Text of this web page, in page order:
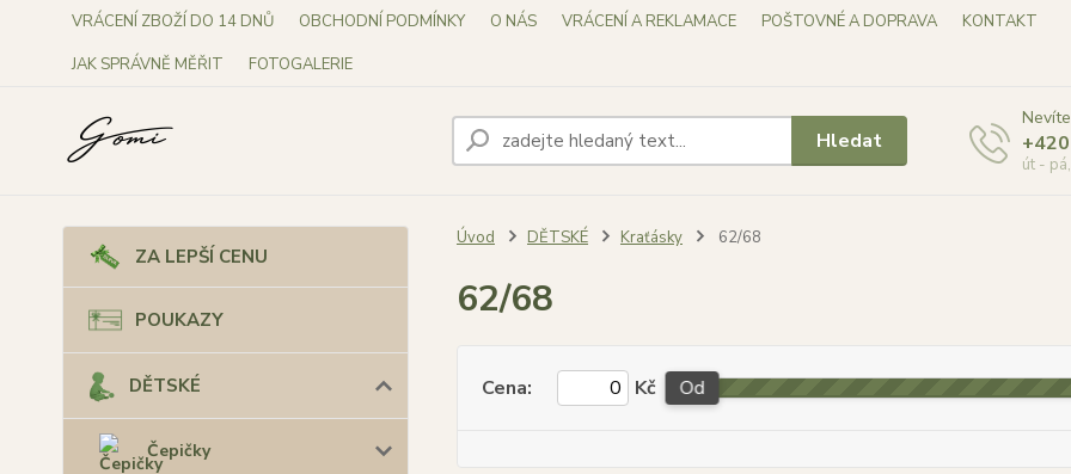
VRÁCENÍ ZBOŽÍ DO 14 DNŮ OBCHODNÍ PODMÍNKY O NÁS VRÁCENÍ A REKLAMACE POŠTOVNÉ A DOPRAVA
KONTAKT
JAK SPRÁVNĚ MĚŘIT
FOTOGALERIE
Hledat
út -
ZA LEPŠÍ CENU
POUKAZY
DĚTSKÉ
Čepičky
Úvod DĚTSKÉ Kraťásky 62/68
62/68
Cena: Kč Od